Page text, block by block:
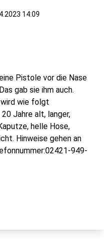
14:09
Pistole vor die Nase
gab sie ihm auch.
wie folgt
Jahre alt, langer,
helle Hose,
Hinweise gehen an
949-